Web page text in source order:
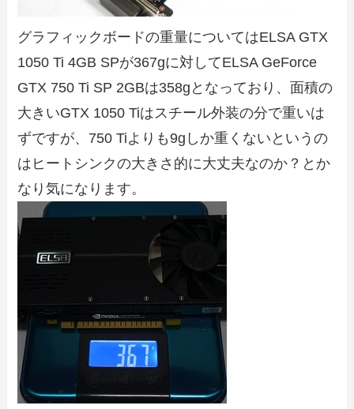
グラフィックボードの重量についてはELSA GTX
1050 Ti 4GB SPが367gに対してELSA GeForce
GTX 750 Ti SP 2GBは358gとなっており、面積の
大きいGTX 1050 Tiはスチール外装の分で重いは
ずですが、750 Tiよりも9gしか重くないというの
はヒートシンクの大きさ的に大丈夫なのか？とか
なり気になります。